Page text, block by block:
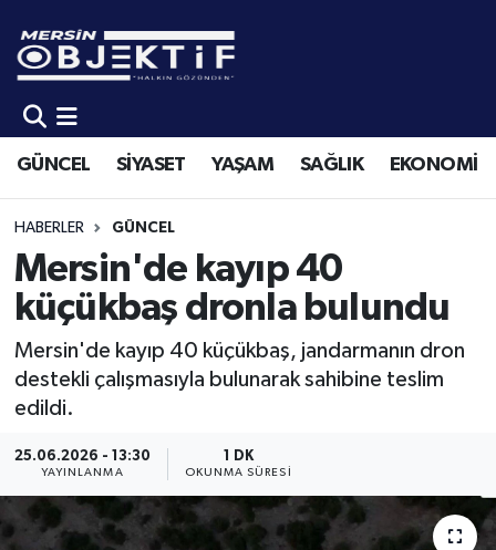
GÜNCEL SİYASET YAŞAM SAĞLIK EKONOMİ
HABERLER GÜNCEL
Mersin'de kayıp 40
küçükbaş dronla bulundu
Mersin'de kayıp 40 küçükbaş, jandarmanın dron
destekli çalışmasıyla bulunarak sahibine teslim
edildi.
25.06.2026 - 13:30
YAYINLANMA
1 DK
OKUNMA SÜRESI
GÜNCEL
SİYASET
YAŞAM
SAĞLIK
EKONOMİ
EĞİTİM
Mersin Hava Durumu
Mersin Trafik Yoğunluk Haritası
Süper Lig Puan Durumu ve Fikstür
Tüm Manşetler
Son Dakika Haberleri
Haber Arşivi